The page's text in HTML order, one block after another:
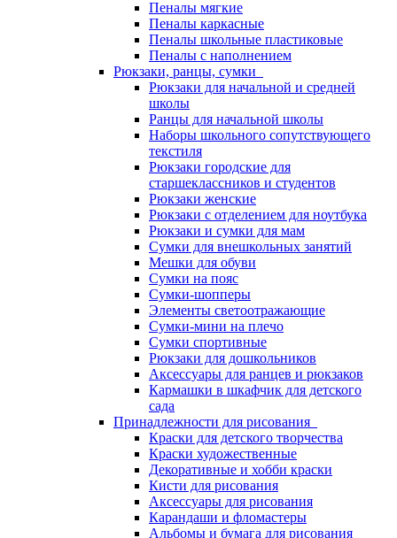
Пеналы мягкие
Пеналы каркасные
Пеналы школьные пластиковые
Пеналы с наполнением
Рюкзаки, ранцы, сумки
Рюкзаки для начальной и средней
школы
Ранцы для начальной школы
Наборы школьного сопутствующего
текстиля
Рюкзаки городские для
старшеклассников и студентов
Рюкзаки женские
Рюкзаки с отделением для ноутбука
Рюкзаки и сумки для мам
Сумки для внешкольных занятий
Мешки для обуви
Сумки на пояс
Сумки-шопперы
Элементы светоотражающие
Сумки-мини на плечо
Сумки спортивные
Рюкзаки для дошкольников
Аксессуары для ранцев и рюкзаков
Кармашки в шкафчик для детского
сада
Принадлежности для рисования
Краски для детского творчества
Краски художественные
Декоративные и хобби краски
Кисти для рисования
Аксессуары для рисования
Карандаши и фломастеры
Альбомы и бумага для рисования